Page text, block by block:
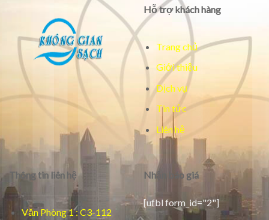
Hỗ trợ khách hàng
Trang chủ
Giới thiệu
Dịch vụ
Tin tức
Liên hệ
Thông tin liên hệ
Văn Phòng 1 : C3-112
Nhận báo giá
[ufbl form_id="2"]